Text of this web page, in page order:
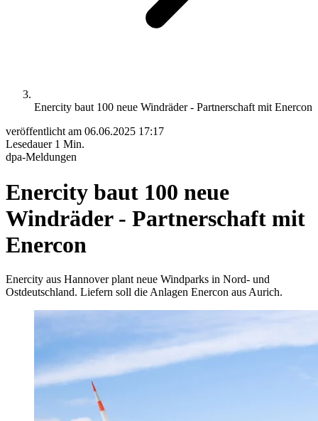
Enercity baut 100 neue Windräder - Partnerschaft mit Enercon
veröffentlicht am 06.06.2025 17:17
Lesedauer 1 Min.
dpa-Meldungen
Enercity baut 100 neue
Windräder - Partnerschaft mit
Enercon
Enercity aus Hannover plant neue Windparks in Nord- und
Ostdeutschland. Liefern soll die Anlagen Enercon aus Aurich.